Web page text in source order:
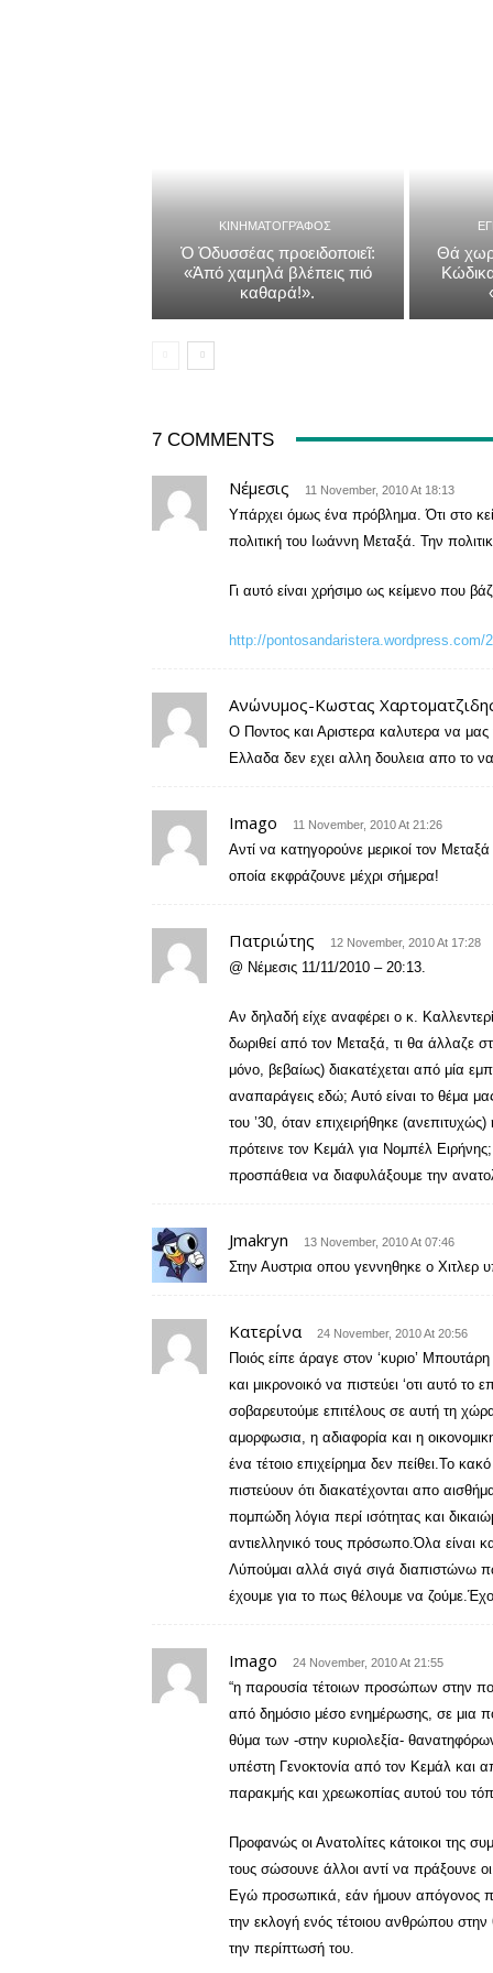
ΚΙΝΗΜΑΤΟΓΡΆΦΟΣ
Ὁ Ὀδυσσέας προειδοποιεῖ:
«Ἀπό χαμηλά βλέπεις πιό
καθαρά!».
Θά
7 COMMENTS
Νέμεσις 11 November, 2010 At 18:13
Υπάρχει όμως ένα πρόβλημα. Ότι στο
πολιτική του Ιωάννη Μεταξά. Την
Γι αυτό είναι χρήσιμο ως κείμενο που
http://pontosandaristera.wordpress.com/
Ανώνυμος-Κωστας
Ο Ποντος και Αριστερα καλυτερα να μας
Ελλαδα δεν εχει αλλη δουλεια απο το να
Imago 11 November, 2010 At 21:26
Αντί να κατηγορούνε μερικοί τον
οποία εκφράζουνε μέχρι σήμερα!
Πατριώτης 12 November, 2010 At 17:28
@ Νέμεσις 11/11/2010 – 20:13.
Αν δηλαδή είχε αναφέρει ο κ.
δωριθεί από τον Μεταξά, τι θα άλλαζε
μόνο, βεβαίως) διακατέχεται από μία
αναπαράγεις εδώ; Αυτό είναι το θέμα
του ’30, όταν επιχειρήθηκε
πρότεινε τον Κεμάλ για Νομπέλ
προσπάθεια να διαφυλάξουμε την
Jmakryn 13 November, 2010 At 07:46
Στην Αυστρια οπου γεννηθηκε ο Χιτλερ
Κατερίνα 24 November, 2010 At 20:56
Ποιός είπε άραγε στον ‘κυριο’
και μικρονοικό να πιστεύει ‘οτι αυτό το
σοβαρευτούμε επιτέλους σε αυτή τη
αμορφωσια, η αδιαφορία και η
ένα τέτοιο επιχείρημα δεν πείθει.Το
πιστεύουν ότι διακατέχονται απο
πομπώδη λόγια περί ισότητας και
αντιελληνικό τους πρόσωπο.Όλα είναι
Λύπούμαι αλλά σιγά σιγά διαπιστώνω
έχουμε για το πως θέλουμε να
Imago 24 November, 2010 At 21:55
“η παρουσία τέτοιων προσώπων στην
από δημόσιο μέσο ενημέρωσης, σε μια
θύμα των -στην κυριολεξία-
υπέστη Γενοκτονία από τον Κεμάλ και
παρακμής και χρεωκοπίας αυτού του
Προφανώς οι Ανατολίτες κάτοικοι της
τους σώσουνε άλλοι αντί να πράξουνε οι
Εγώ προσωπικά, εάν ήμουν απόγονος
την εκλογή ενός τέτοιου ανθρώπου
την περίπτωσή του.